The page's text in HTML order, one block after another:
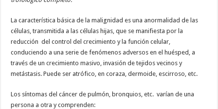
La característica básica de la malignidad es una anormalidad de las
células, transmitida a las células hijas, que se manifiesta por la
reducción del control del crecimiento y la función celular,
conduciendo a una serie de fenómenos adversos en el huésped, a
través de un crecimiento masivo, invasión de tejidos vecinos y
metástasis. Puede ser atrófico, en coraza, dermoide, escirroso, etc.
Los síntomas del cáncer de pulmón, bronquios, etc. varían de una
persona a otra y comprenden: